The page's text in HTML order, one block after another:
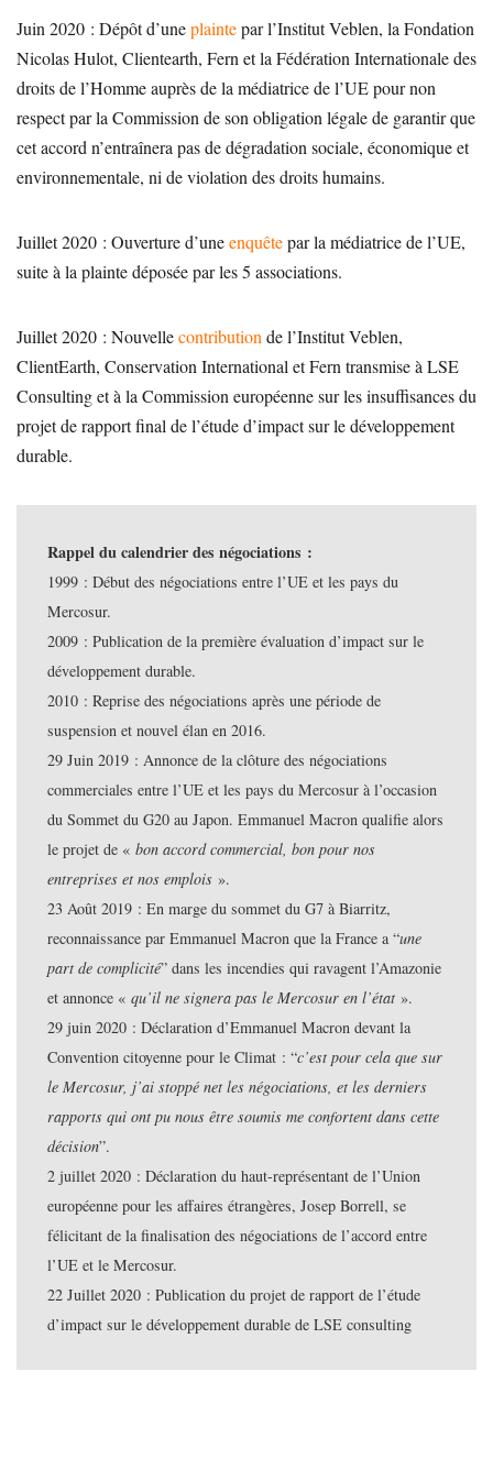
Juin 2020 : Dépôt d’uneplaintepar l’Institut Veblen, la Fondation
Nicolas Hulot, Clientearth, Fern et la Fédération Internationale des
droits de l’Homme auprès de la médiatrice de l’UE pour non
respect par la Commission de son obligation légale de garantir que
cet accord n’entraînera pas de dégradation sociale, économique et
environnementale, ni de violation des droits humains.
Juillet 2020 : Ouverture d’uneenquêtepar la médiatrice de l’UE,
suite à la plainte déposée par les 5 associations.
Juillet 2020 : Nouvellecontributionde l’Institut Veblen,
ClientEarth, Conservation International et Fern transmise à LSE
Consulting et à la Commission européenne sur les insuffisances du
projet de rapport final de l’étude d’impact sur le développement
durable.
Rappel du calendrier des négociations :
1999 : Début des négociations entre l’UE et les pays du
Mercosur.
2009 : Publication de la première évaluation d’impact sur le
développement durable.
2010 : Reprise des négociations après une période de
suspension et nouvel élan en 2016.
29 Juin 2019 : Annonce de la clôture des négociations
commerciales entre l’UE et les pays du Mercosur à l’occasion
du Sommet du G20 au Japon. Emmanuel Macron qualifie alors
le projet de «bon accord commercial, bon pour nos
entreprises et nos emplois ».
23 Août 2019 : En marge du sommet du G7 à Biarritz,
reconnaissance par Emmanuel Macron que la France a “une
part de complicité” dans les incendies qui ravagent l’Amazonie
et annonce «qu’il ne signera pas le Mercosur en l’état ».
29 juin 2020 : Déclaration d’Emmanuel Macron devant la
Convention citoyenne pour le Climat : “c’est pour cela que sur
le Mercosur, j’ai stoppé net les négociations, et les derniers
rapports qui ont pu nous être soumis me confortent dans cette
décision”.
2 juillet 2020 : Déclaration du haut-représentant de l’Union
européenne pour les affaires étrangères, Josep Borrell, se
félicitant de la finalisation des négociations de l’accord entre
l’UE et le Mercosur.
22 Juillet 2020 : Publication du projet de rapport de l’étude
d’impact sur le développement durable de LSE consulting